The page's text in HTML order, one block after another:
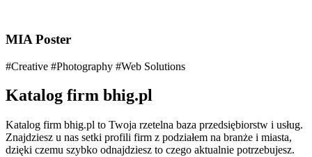
MIA Poster
#Creative #Photography #Web Solutions
Katalog firm bhig.pl
Katalog firm bhig.pl to Twoja rzetelna baza przedsiębiorstw i usług.
Znajdziesz u nas setki profili firm z podziałem na branże i miasta,
dzięki czemu szybko odnajdziesz to czego aktualnie potrzebujesz.